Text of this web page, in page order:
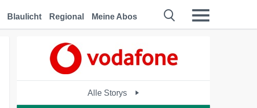
Blaulicht Regional Meine Abos
Alle Storys